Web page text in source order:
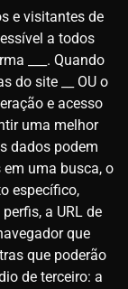
e visitantes de
a todos
___. Quando
do site __ OU o
e acesso
uma melhor
dados podem
uma busca, o
específico,
a URL de
que
que poderão
de terceiro: a